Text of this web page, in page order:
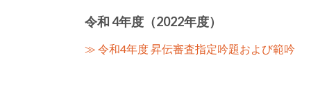
令和 4年度（2022年度）
≫ 令和4年度 昇伝審査指定吟題および範吟